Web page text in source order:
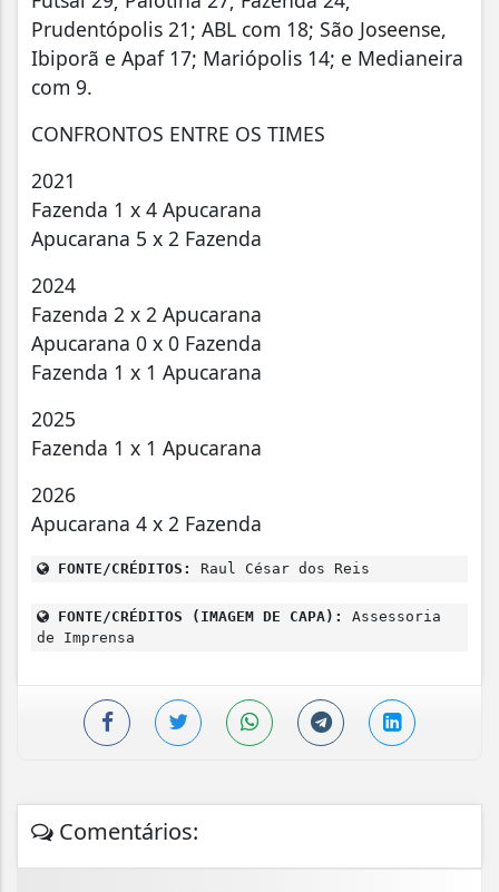
Prudentópolis 21; ABL com 18; São Joseense,
Ibiporã e Apaf 17; Mariópolis 14; e Medianeira
com 9.
CONFRONTOS ENTRE OS TIMES
2021
Fazenda 1 x 4 Apucarana
Apucarana 5 x 2 Fazenda
2024
Fazenda 2 x 2 Apucarana
Apucarana 0 x 0 Fazenda
Fazenda 1 x 1 Apucarana
2025
Fazenda 1 x 1 Apucarana
2026
Apucarana 4 x 2 Fazenda
FONTE/CRÉDITOS: Raul César dos Reis
FONTE/CRÉDITOS (IMAGEM DE CAPA):
Assessoria
de Imprensa
Comentários: